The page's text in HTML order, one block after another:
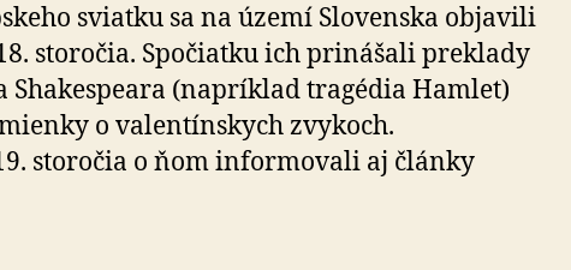
sviatku sa na území Slovenska objavili
storočia. Spočiatku ich prinášali preklady
(napríklad tragédia Hamlet)
o valentínskych zvykoch.
storočia o ňom informovali aj články